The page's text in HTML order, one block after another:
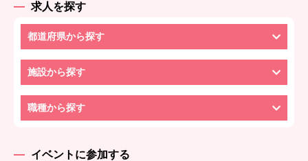
求人を探す
都道府県から探す
施設から探す
職種から探す
イベントに参加する